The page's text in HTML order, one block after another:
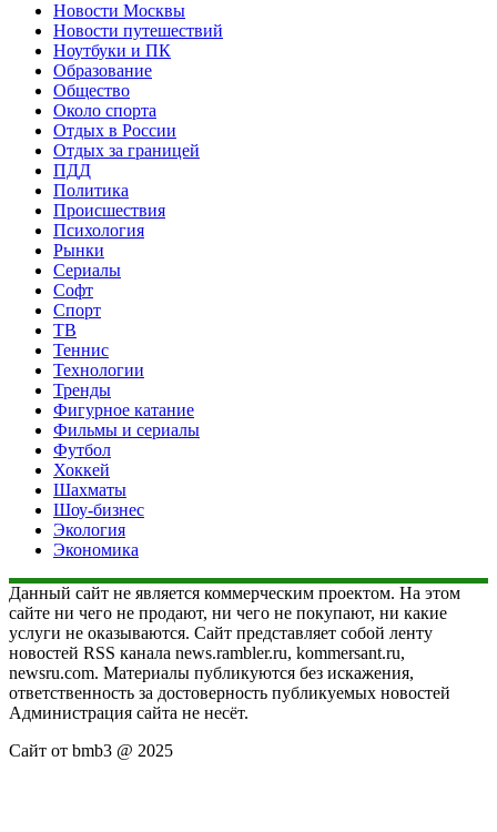
Новости Москвы
Новости путешествий
Ноутбуки и ПК
Образование
Общество
Около спорта
Отдых в России
Отдых за границей
ПДД
Политика
Происшествия
Психология
Рынки
Сериалы
Софт
Спорт
ТВ
Теннис
Технологии
Тренды
Фигурное катание
Фильмы и сериалы
Футбол
Хоккей
Шахматы
Шоу-бизнес
Экология
Экономика
Данный сайт не является коммерческим проектом. На этом
сайте ни чего не продают, ни чего не покупают, ни какие
услуги не оказываются. Сайт представляет собой ленту
новостей RSS канала news.rambler.ru, kommersant.ru,
newsru.com. Материалы публикуются без искажения,
ответственность за достоверность публикуемых новостей
Администрация сайта не несёт.
Сайт от bmb3 @ 2025